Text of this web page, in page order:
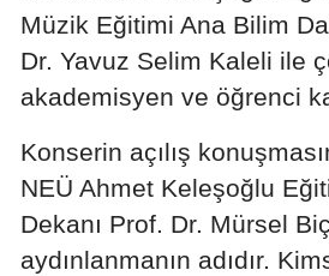
Müzik Eğitimi Ana Bilim
Dr. Yavuz Selim Kaleli ile
akademisyen ve öğrenci
Konserin açılış
NEÜ Ahmet Keleşoğlu
Dekanı Prof. Dr. Mürsel
aydınlanmanın adıdır.